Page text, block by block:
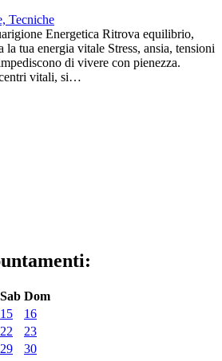
Tecniche
Energetica Ritrova equilibrio,
tua energia vitale Stress, ansia, tensioni
di vivere con pienezza.
vitali, si…
Sab Dom
15
16
22
23
29 30